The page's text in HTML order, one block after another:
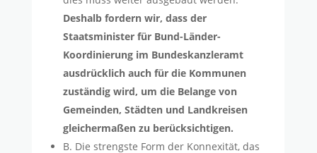
Deshalb fordern wir, dass der
Staatsminister für Bund-Länder-
Koordinierung im Bundeskanzleramt
ausdrücklich auch für die Kommunen
zuständig wird, um die Belange von
Gemeinden, Städten und Landkreisen
gleichermaßen zu berücksichtigen.
B. Die strengste Form der Konnexität, das